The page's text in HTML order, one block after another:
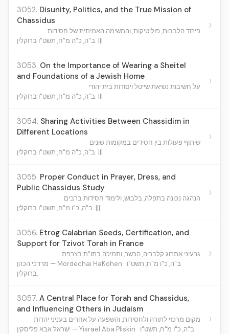
3052. Disunity, Politics, and the True Mission of
Chassidus
פירוד הלבבות, פוליטיקות, והמשימה האמיתית של חסידות
ב"ה, כ"ה מ"ח, תשט"ו ברוקלין. |||
›
3053. On the Importance of Wearing a Sheitel
and Foundations of a Jewish Home
על חשיבות נשיאת שייטל ויסודות בית יהודי
ב"ה, כ"ה מ"ח, תשט"ו ברוקלין. |||
›
3054. Sharing Activities Between Chassidim in
Different Locations
שיתוף פעולות בין חסידים במקומות שונים
ב"ה, כ"ה מ"ח, תשט"ו ברוקלין. |||
›
3055. Proper Conduct in Prayer, Dress, and
Public Chassidus Study
הנהגה נכונה בתפלה, בלבוש, ולימוד חסידות ברבים
ב"ה, כ"ו מ"ח, תשט"ו ברוקלין. |||
›
3056. Etrog Calabrian Seeds, Certification, and
Support for Tzivot Torah in France
גרעיני אתרוג קלבריה, הכשר, ותמיכה בתו"ת בצרפת
מרדכי הכהן — Mordechai HaKohen
ב"ה, כ"ו מ"ח, תשט"ו
ברוקלין.
›
3057. A Central Place for Torah and Chassidus,
and Influencing Others in Judaism
מקום מרכזי לתורה ולחסידות, והשפעה על אחרים בעניני יהדות
ישראל אבא פליסקין — Yisrael Aba Pliskin
ב"ה, כ"ו מ"ח, תשט"ו
›